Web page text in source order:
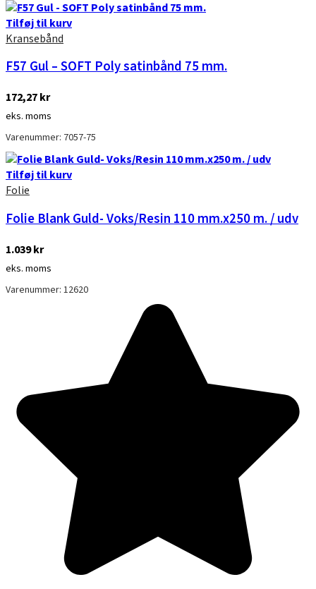
Tilføj til kurv
Kransebånd
F57 Gul – SOFT Poly satinbånd 75 mm.
172,27kr
eks. moms
Varenummer: 7057-75
Tilføj til kurv
Folie
Folie Blank Guld- Voks/Resin 110 mm.x250 m. / udv
1.039kr
eks. moms
Varenummer: 12620